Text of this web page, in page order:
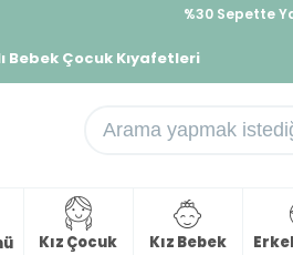
%30 Sepette
Bebek Çocuk Kıyafetleri
Kız Çocuk
Kız Bebek